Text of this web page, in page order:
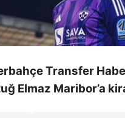
Transfer
Elmaz Maribor’a